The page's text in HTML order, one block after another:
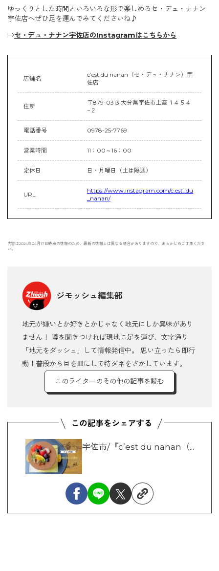
ゆっくりとした時間といろいろな形で楽しめるセ・デュ・ナナン
宇佐店へぜひ足を運んでみてくださいね♪
⇒セ・デュ・ナナン宇佐店のInstagramはこちらから
店舗名
c’est du nanan（セ・デュ・ナナン）宇
佐店
住所
〒879-0313 大分県宇佐市上高１４５４
−２
電話番号 0978-25-7769
営業時間 11：00～16：00
定休日 日・月曜日（土は隔週）
URL
https://www.instagram.com/c.est_du
_nanan/
内容は2024年04月17日時点の情報のため、最新の情報とは異なる場合がありますので、あらかじめご了承くださ
い。
ジモッシュ編集部
地元が嫌いとか好きとかじゃなく地元にしか興味があり
ません！ 噂を聞きつければ現地に足を運び、文字通り
「地元をダッシュ」して情報発信中。 思い立ったら即行
動！普段から目を皿にして特ダネをさがしています。
このライターのその他の記事を読む
宇佐市/『c’est du nanan（...